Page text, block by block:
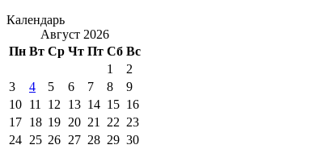
Календарь
Август 2026
Пн Вт Ср Чт Пт Сб Вс
1
2
3
4 5 6 7 8
9
10 11 12 13 14 15 16
17 18 19 20 21 22 23
24 25 26 27 28 29 30